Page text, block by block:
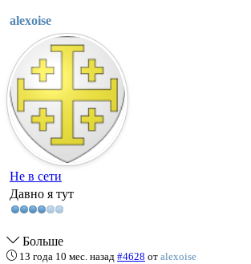
alexoise
Не в сети
Давно я тут
Больше
13 года 10 мес. назад #4628 от alexoise